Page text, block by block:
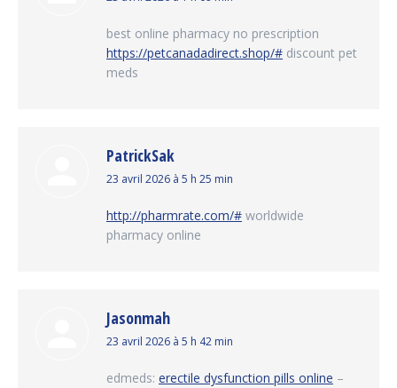
best online pharmacy no prescription
https://petcanadadirect.shop/# discount pet
meds
PatrickSak
dit
23 avril 2026 à 5 h 25 min
http://pharmrate.com/# worldwide
pharmacy online
Jasonmah
dit
23 avril 2026 à 5 h 42 min
edmeds: erectile dysfunction pills online –